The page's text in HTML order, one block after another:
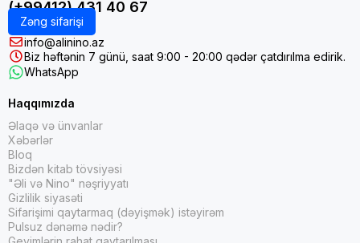
(+99412) 431 40 67
Zəng sifarişi
info@alinino.az
Biz həftənin 7 günü, saat 9:00 - 20:00 qədər çatdırılma edirik.
WhatsApp
Haqqımızda
Əlaqə və ünvanlar
Xəbərlər
Bloq
Bizdən kitab tövsiyəsi
"Əli və Nino" nəşriyyatı
Gizlilik siyasəti
Sifarişimi qaytarmaq (dəyişmək) istəyirəm
Pulsuz dənəmə nədir?